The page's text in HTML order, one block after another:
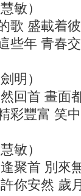
敏）
歌 盛載着
些年 青春
明）
回首 畫面
彩豐富 笑
敏）
聚首 別來
你安然 歲